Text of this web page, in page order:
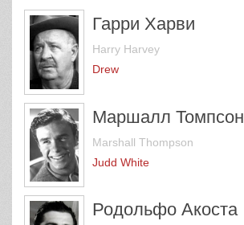
Гарри Харви
Harry Harvey
Drew
Маршалл Томпсон
Marshall Thompson
Judd White
Родольфо Акоста